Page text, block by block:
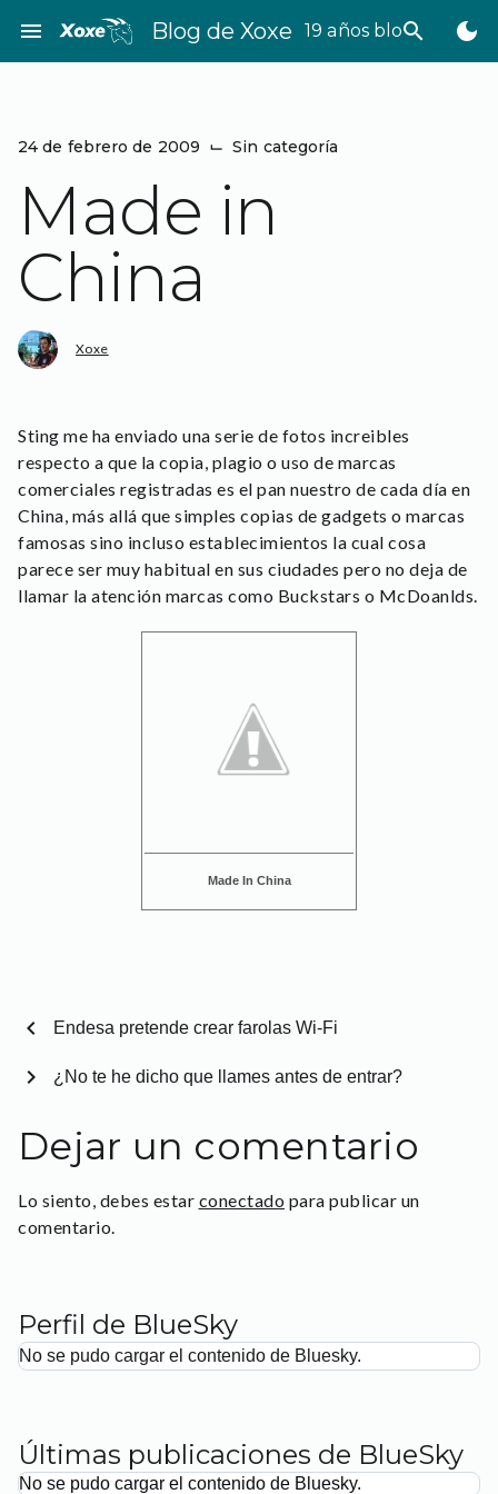
contenido
menu Blog de Xoxe 19 años bloggeando
search dark_mode
24 de febrero de 2009 ⌙ Sin categoría
Made in
China
Xoxe
Sting me ha enviado una serie de fotos increibles
respecto a que la copia, plagio o uso de marcas
comerciales registradas es el pan nuestro de cada día en
China, más allá que simples copias de gadgets o marcas
famosas sino incluso establecimientos la cual cosa
parece ser muy habitual en sus ciudades pero no deja de
llamar la atención marcas como Buckstars o McDoanlds.
Made In China
chevron_left Endesa pretende crear farolas Wi-Fi
¿No te he dicho que llames antes de entrar?
chevron_right
Dejar un comentario
Lo siento, debes estar conectado para publicar un
comentario.
Perfil de BlueSky
No se pudo cargar el contenido de Bluesky.
Últimas publicaciones de BlueSky
No se pudo cargar el contenido de Bluesky.